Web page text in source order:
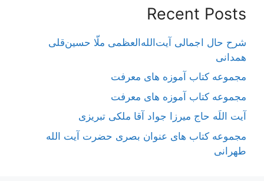
Recent Posts
شرح حال اجمالی آیت‌الله‌العظمی ملّا حسین‌قلی
همدانی
مجموعه کتاب آموزه های معرفت
مجموعه کتاب آموزه های معرفت
آیت اللَه حاج میرزا جواد آقا ملکی تبریزی
مجموعه کتاب های عنوان بصری حضرت آیت الله
طهرانی